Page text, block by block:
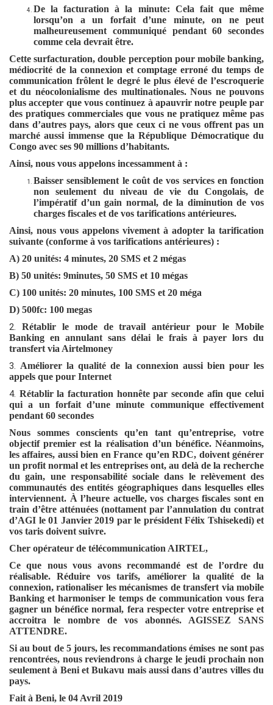
De la facturation à la minute: Cela fait que même
lorsqu’on a un forfait d’une minute, on ne peut
malheureusement communiqué pendant 60 secondes
comme cela devrait être.
Cette surfacturation, double perception pour mobile banking,
médiocrité de la connexion et comptage erroné du temps de
communication frôlent le degré le plus élevé de l’escroquerie
et du néocolonialisme des multinationales. Nous ne pouvons
plus accepter que vous continuez à apauvrir notre peuple par
des pratiques commerciales que vous ne pratiquez même pas
dans d’autres pays, alors que ceux ci ne vous offrent pas un
marché aussi immense que la République Démocratique du
Congo avec ses 90 millions d’habitants.
Ainsi, nous vous appelons incessamment à :
Baisser sensiblement le coût de vos services en fonction
non seulement du niveau de vie du Congolais, de
l’impératif d’un gain normal, de la diminution de vos
charges fiscales et de vos tarifications antérieures.
Ainsi, nous vous appelons vivement à adopter la tarification
suivante (conforme à vos tarifications antérieures) :
A) 20 unités: 4 minutes, 20 SMS et 2 mégas
B) 50 unités: 9minutes, 50 SMS et 10 mégas
C) 100 unités: 20 minutes, 100 SMS et 20 méga
D) 500fc: 100 megas
2. Rétablir le mode de travail antérieur pour le Mobile
Banking en annulant sans délai le frais à payer lors du
transfert via Airtelmoney
3.Améliorer la qualité de la connexion aussi bien pour les
appels que pour Internet
4. Rétablir la facturation honnête par seconde afin que celui
qui a un forfait d’une minute communique effectivement
pendant 60 secondes
Nous sommes conscients qu’en tant qu’entreprise, votre
objectif premier est la réalisation d’un bénéfice. Néanmoins,
les affaires, aussi bien en France qu’en RDC, doivent générer
un profit normal et les entreprises ont, au delà de la recherche
du gain, une responsabilité sociale dans le relèvement des
communautés des entités géographiques dans lesquelles elles
interviennent. À l’heure actuelle, vos charges fiscales sont en
train d’être atténuées (nottament par l’annulation du contrat
d’AGI le 01 Janvier 2019 par le président Félix Tshisekedi) et
vos taris doivent suivre.
Cher opérateur de télécommunication AIRTEL,
Ce que nous vous avons recommandé est de l’ordre du
réalisable. Réduire vos tarifs, améliorer la qualité de la
connexion, rationaliser les mécanismes de transfert via mobile
Banking et harmoniser le temps de communication vous fera
gagner un bénéfice normal, fera respecter votre entreprise et
accroitra le nombre de vos abonnés. AGISSEZ SANS
ATTENDRE.
Si au bout de 5 jours, les recommandations émises ne sont pas
rencontrées, nous reviendrons à charge le jeudi prochain non
seulement à Beni et Bukavu mais aussi dans d’autres villes du
pays.
Fait à Beni, le 04 Avril 2019